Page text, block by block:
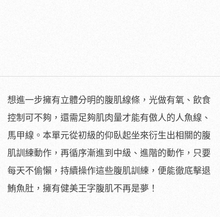
想進一步擁有立體分明的腹肌線條，光做有氧、飲食
控制可不夠，還需足夠肌肉量才能有傲人的人魚線、
馬甲線。本單元從初級的仰臥起坐來衍生出相關的腹
肌訓練動作，再循序漸進到中級、進階的動作，只要
每天不偷懶，持續操作這些腹肌訓練，便能徹底擊退
鮪魚肚，擁有健美王字腹肌不再是夢！